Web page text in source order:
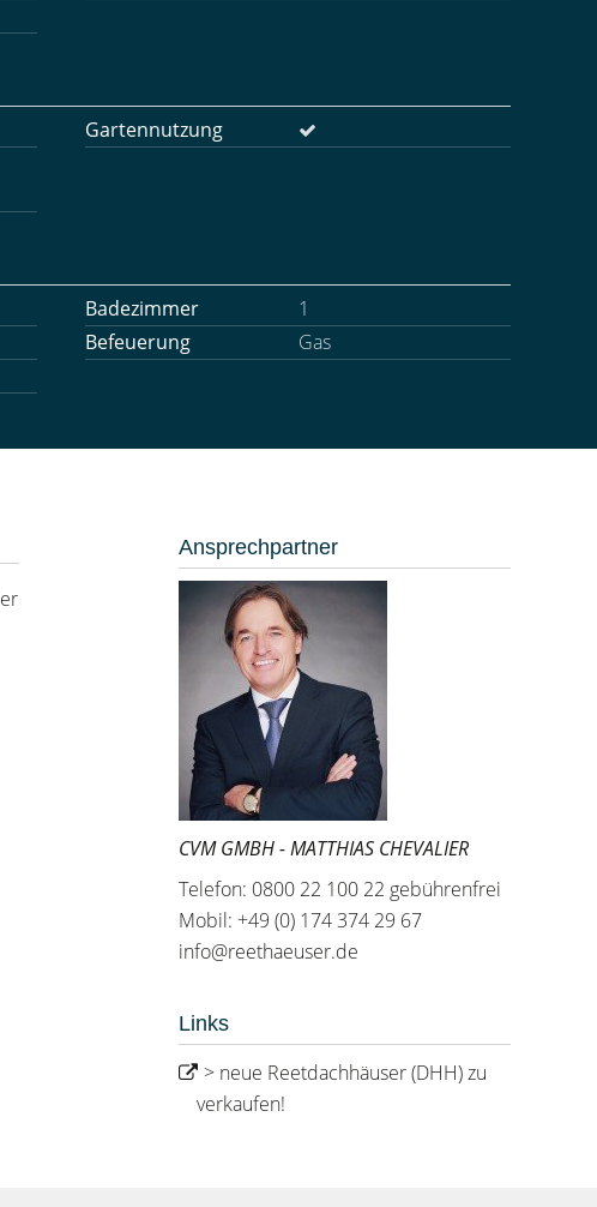
Gartennutzung
Badezimmer
1
Befeuerung
Gas
Ansprechpartner
CVM GMBH - MATTHIAS CHEVALIER
Telefon: 0800 22 100 22 gebührenfrei
Mobil: +49 (0) 174 374 29 67
info@reethaeuser.de
Links
> neue Reetdachhäuser (DHH) zu
verkaufen!